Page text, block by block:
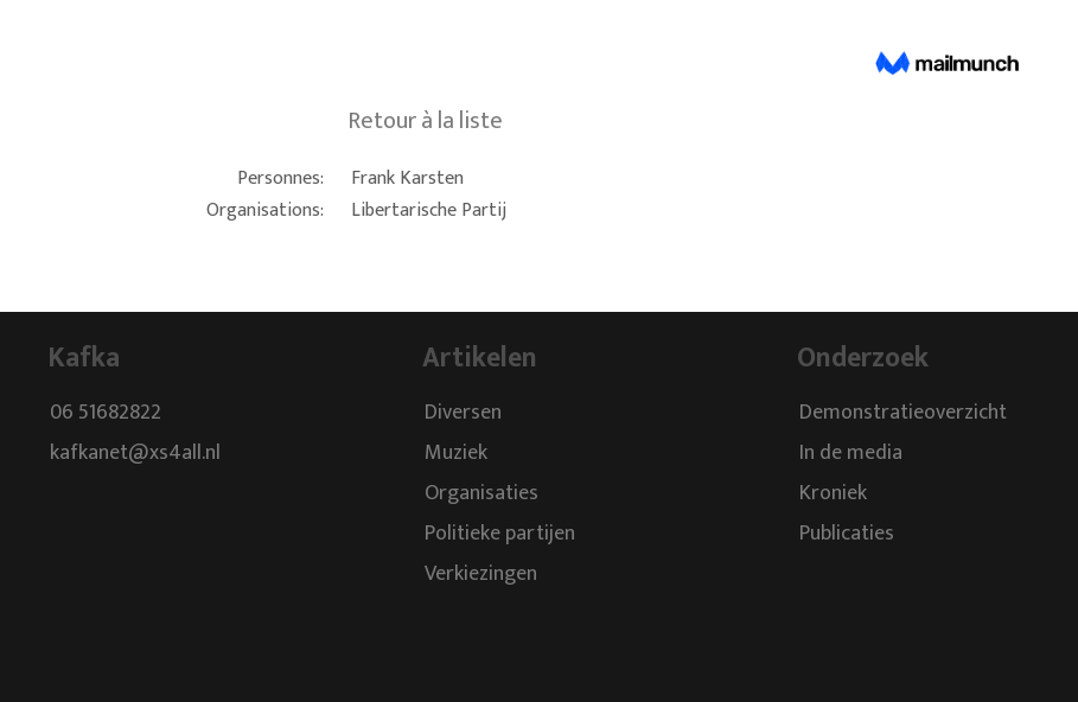
Retour à la liste
Personnes:
Frank Karsten
Organisations:
Libertarische Partij
Kafka
06 51682822
kafkanet@xs4all.nl
Artikelen
Diversen
Muziek
Organisaties
Politieke partijen
Verkiezingen
Onderzoek
Demonstratieoverzicht
In de media
Kroniek
Publicaties